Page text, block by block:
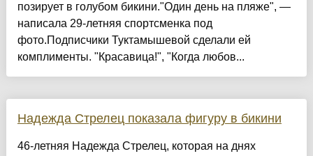
позирует в голубом бикини."Один день на пляже", —
написала 29-летняя спортсменка под
фото.Подписчики Туктамышевой сделали ей
комплименты. "Красавица!", "Когда любов...
Надежда Стрелец показала фигуру в бикини
46-летняя Надежда Стрелец, которая на днях